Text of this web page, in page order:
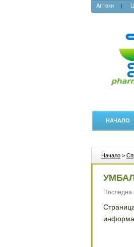
Аптеки
НАЧАЛО
Начало >
Последна